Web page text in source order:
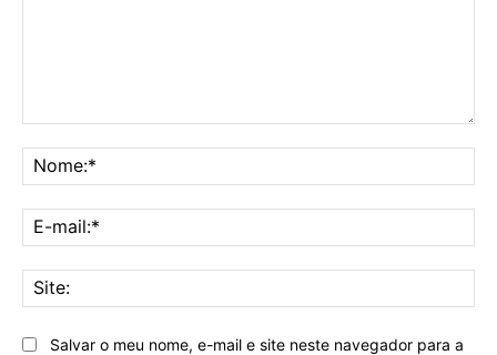
Salvar o meu nome, e-mail e site neste navegador para a